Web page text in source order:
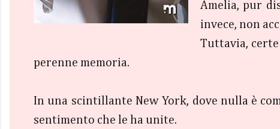
Amelia, pur
invece, non
Tuttavia, certe
perenne memoria.
In una scintillante New York, dove nulla è
sentimento che le ha unite.